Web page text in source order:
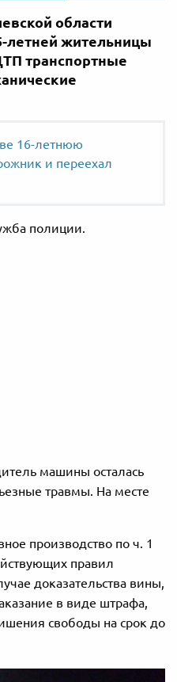
области
летней жительницы
транспортные
16-летнюю
и переехал
полиции.
машины осталась
травмы. На месте
производство по ч. 1
правил
доказательства вины,
в виде штрафа,
свободы на срок до